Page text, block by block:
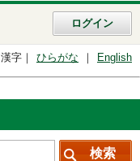
ログイン
漢字 ひらがな English